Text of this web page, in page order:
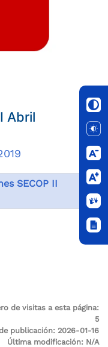
Abril
SECOP II
de visitas a esta página:
5
publicación: 2026-01-16
Última modificación: N/A